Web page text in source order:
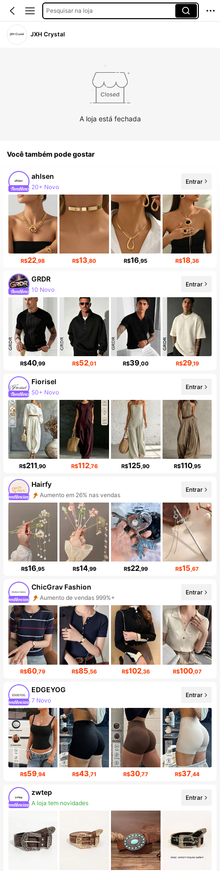
Pesquisar na loja
JXH Crystal
A loja está fechada
Você também pode gostar
ahlsen
20+ Novo
Aumento de seguidores em 615%
Entrar
R$22 ,98 R$13 ,80 R$16 ,95 R$18 ,36
GRDR
10 Novo
174K seguidores
Entrar
R$40 ,99 R$52 ,01 R$39,00 R$29,19
Fiorisel
50+ Novo
Aumento de seguidores em 19%
Entrar
R$211,90 R$112,76 R$125,90 R$110,95
Hairfy
Aumento de seguidores em 335%
Entrar
R$16,95 R$14,99 R$22,99 R$15,67
ChicGrav Fashion
Aumento de Seguidores 999%+
Entrar
R$60,79 R$85,56 R$102,36 R$100,07
EDGEYOG
Aumento de seguidores em 147%
Entrar
R$59,94 R$43,71 R$30,77 R$37,44
zwtep
10K seguidores
Entrar